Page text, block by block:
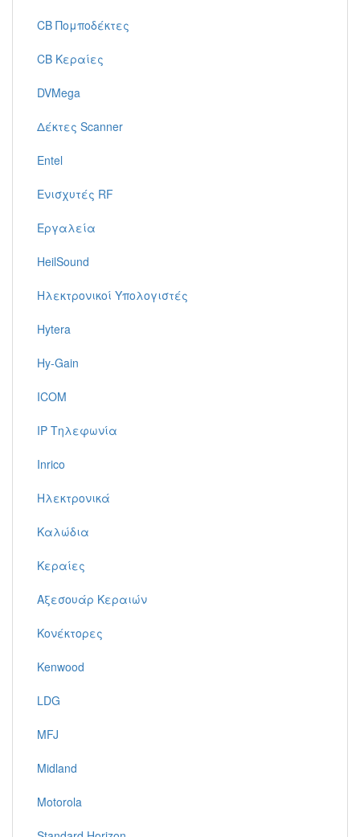
CB Πομποδέκτες
CB Κεραίες
DVMega
Δέκτες Scanner
Entel
Ενισχυτές RF
Εργαλεία
HeilSound
Ηλεκτρονικοί Υπολογιστές
Hytera
Hy-Gain
ICOM
IP Τηλεφωνία
Inrico
Ηλεκτρονικά
Καλώδια
Κεραίες
Αξεσουάρ Κεραιών
Κονέκτορες
Kenwood
LDG
MFJ
Midland
Motorola